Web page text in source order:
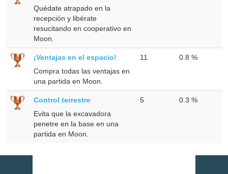
Quédate atrapado en la
recepción y libérate
resucitando en cooperativo en
Moon.
¡Ventajas en el espacio!
Compra todas las ventajas en
una partida en Moon.
11 0.8 %
Control terrestre
Evita que la excavadora
penetre en la base en una
partida en Moon.
5 0.3 %